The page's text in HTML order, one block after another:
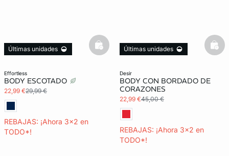
effortless
BODY ESCOTADO
22,99 €29,99 €
REBAJAS: ¡Ahora 3x2 en
TODO*!
Últimas unidades
basketfull
desir
BODY CON BORDADO DE
CORAZONES
22,99 €45,00 €
REBAJAS: ¡Ahora 3x2 en
TODO*!
Últimas unidades